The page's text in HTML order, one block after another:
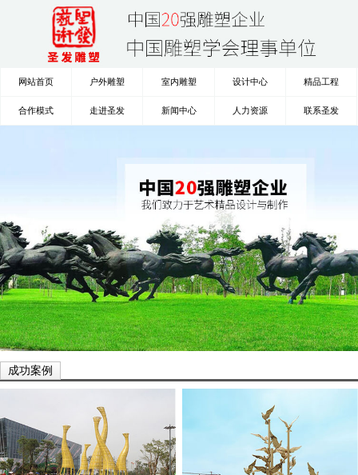
网站首页 户外雕塑 室内雕塑 设计中心 精品工程
合作模式 走进圣发 新闻中心 人力资源 联系圣发
成功案例